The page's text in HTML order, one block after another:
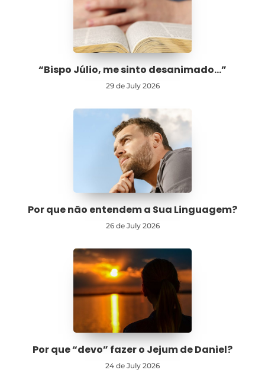
“Bispo Júlio, me sinto desanimado…”
29 de July 2026
Por que não entendem a Sua Linguagem?
26 de July 2026
Por que “devo” fazer o Jejum de Daniel?
24 de July 2026